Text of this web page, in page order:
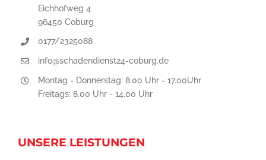
Eichhofweg 4
96450 Coburg
0177/2325088
info@schadendienst24-coburg.de
Montag - Donnerstag: 8.00 Uhr - 17.00Uhr
Freitags: 8.00 Uhr - 14.00 Uhr
UNSERE LEISTUNGEN